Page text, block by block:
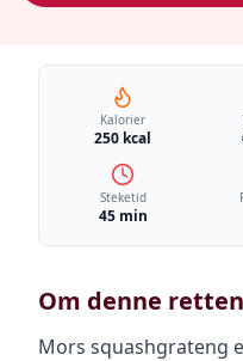
Kalorier
250 kcal
Steketid
45 min
Om denne retten
Mors squashgrateng